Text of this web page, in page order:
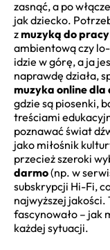
zasnąć, a po
jak dziecko.
zmuzyką do
ambientową czy
idzie w górę, a ja
naprawdę działa,
muzyka online dla
gdzie są piosenki,
treściami
poznawać świat
jako miłośnik
przecież szeroki
darmo(np. w
subskrypcji Hi-Fi,
najwyższej jakości.
fascynowało – jak
każdej sytuacji.